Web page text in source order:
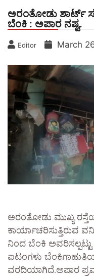
ಅರಂತೋಡು ಶಾರ್ಟ್
ಬೆಂಕಿ : ಅಪಾರ ನಷ್ಟ.
Editor March
ಅರಂತೋಡು ಮುಖ್ಯ
ಕಾರ್ಯಾಚರಿಸುತ್ತಿರುವ
ನಿಂದ ಬೆಂಕಿ
ಐಟಂಗಳು
ವರದಿಯಾಗಿದೆ.ಅಪಾರ